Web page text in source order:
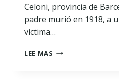
Celoni, provincia de
padre murió en 1918, a
víctima…
LEE MAS MI